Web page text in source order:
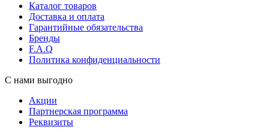
Каталог товаров
Доставка и оплата
Гарантийные обязательства
Бренды
F.A.Q
Политика конфиденциальности
С нами выгодно
Акции
Партнерская программа
Реквизиты